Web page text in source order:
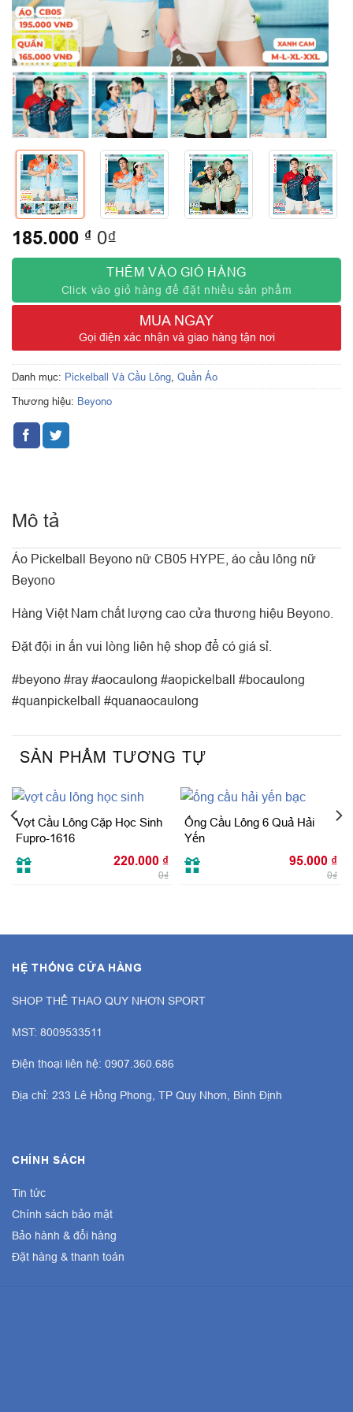
185.000 ₫ 0₫
THÊM VÀO GIỎ HÀNG
Click vào giỏ hàng để đặt nhiều sản phẩm
MUA NGAY
Gọi điện xác nhận và giao hàng tận nơi
Danh mục: Pickelball Và Cầu Lông Quần Áo
Thương hiệu: Beyono
Mô tả
Áo Pickelball Beyono nữ CB05 HYPE, áo cầu lông nữ
Beyono
Hàng Việt Nam chất lượng cao cửa thương hiệu Beyono.
Đặt đội in ấn vui lòng liên hệ shop để có giá sỉ.
#beyono #ray #aocaulong #aopickelball #bocaulong
#quanpickelball #quanaocaulong
SẢN PHẨM TƯƠNG TỰ
Vợt Cầu Lông Cặp Học Sinh
Fupro-1616
220.000 ₫
0₫
Ống Cầu Lông 6 Quả Hải
Yến
95.000 ₫
0₫
HỆ THỐNG CỬA HÀNG
SHOP THỂ THAO QUY NHƠN SPORT
MST: 8009533511
Điện thoại liên hệ: 0907.360.686
Địa chỉ: 233 Lê Hồng Phong, TP Quy Nhơn, Bình Định
CHÍNH SÁCH
Tin tức
Chính sách bảo mật
Bảo hành & đổi hàng
Đặt hàng & thanh toán